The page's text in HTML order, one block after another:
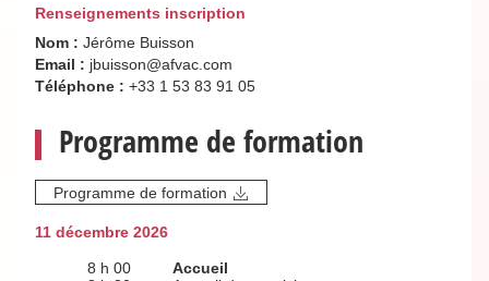
Renseignements inscription
Nom : Jérôme Buisson
Email : jbuisson@afvac.com
Téléphone : +33 1 53 83 91 05
Programme de formation
Programme de formation
11 décembre 2026
8 h 00
Accueil